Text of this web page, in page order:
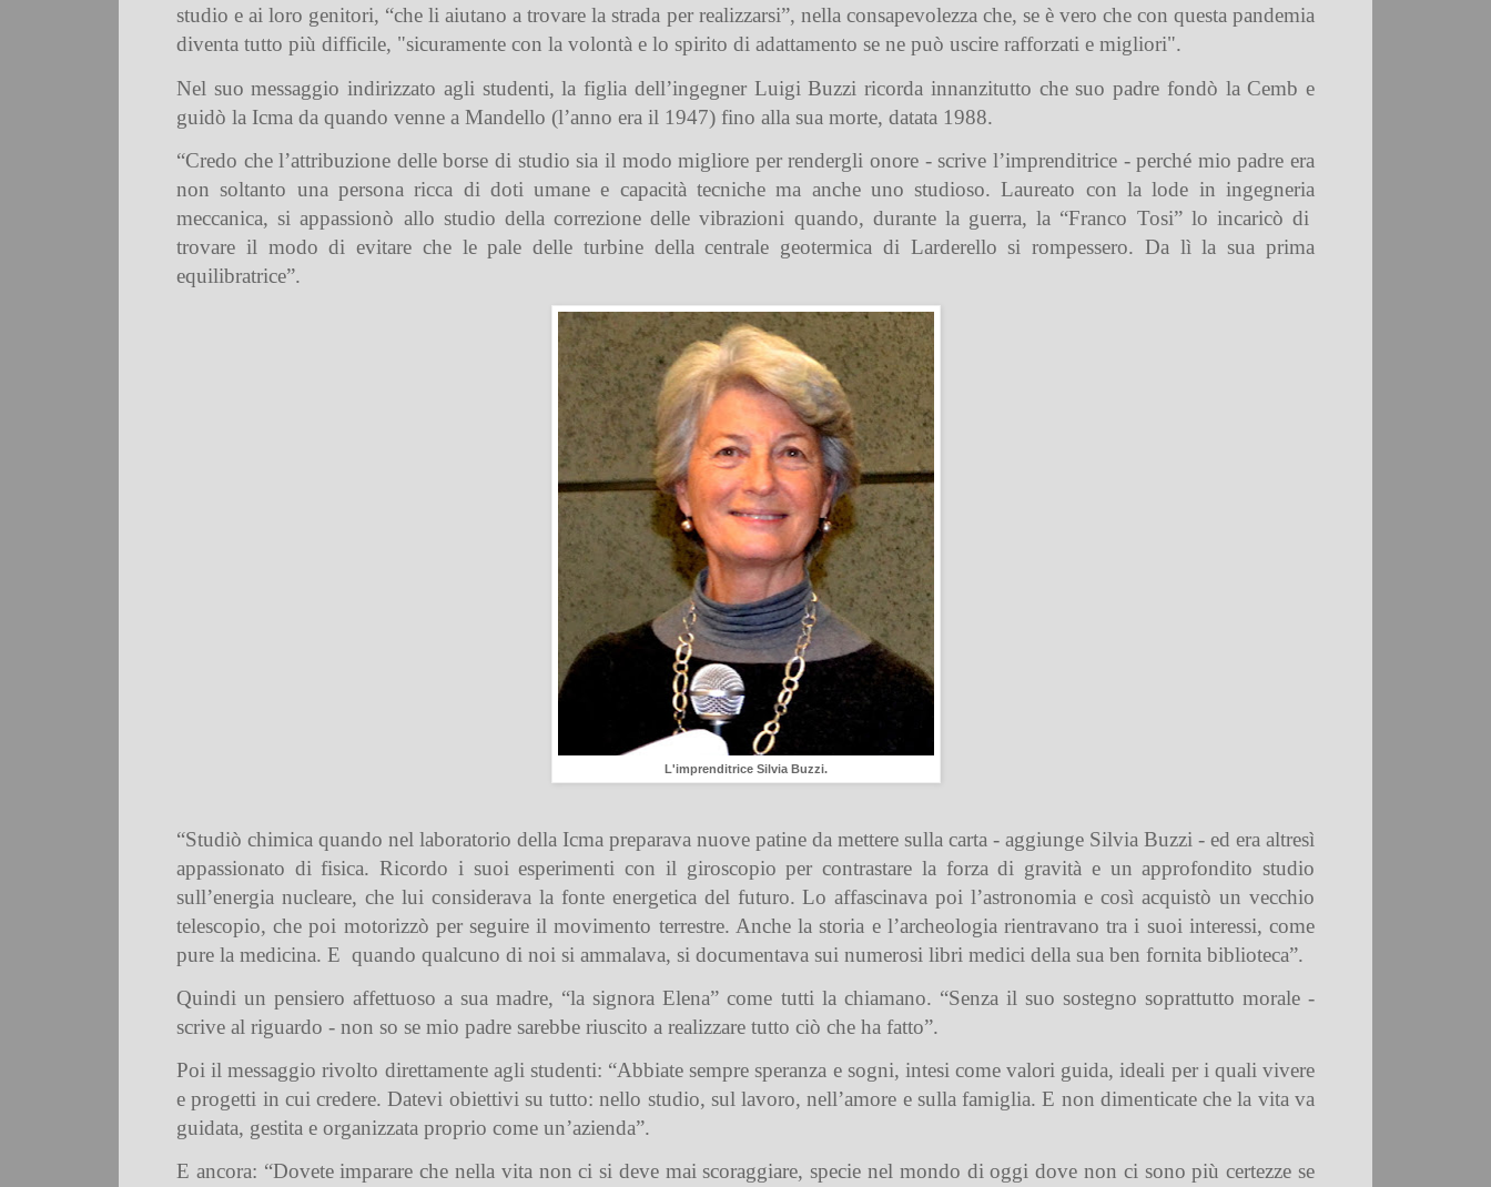
studio e ai loro genitori, “che li aiutano a trovare la strada per realizzarsi”, nella consapevolezza che, se è vero che con questa pandemia
diventa tutto più difficile, "sicuramente con la volontà e lo spirito di adattamento se ne può uscire rafforzati e migliori".
Nel suo messaggio indirizzato agli studenti, la figlia dell’ingegner Luigi Buzzi ricorda innanzitutto che suo padre fondò la Cemb e
guidò la Icma da quando venne a Mandello (l’anno era il 1947) fino alla sua morte, datata 1988.
“Credo che l’attribuzione delle borse di studio sia il modo migliore per rendergli onore - scrive l’imprenditrice - perché mio padre era
non soltanto una persona ricca di doti umane e capacità tecniche ma anche uno studioso. Laureato con la lode in ingegneria
meccanica, si appassionò allo studio della correzione delle vibrazioni quando, durante la guerra, la “Franco Tosi” lo incaricò di
trovare il modo di evitare che le pale delle turbine della centrale geotermica di Larderello si rompessero. Da lì la sua prima
equilibratrice”.
L'imprenditrice Silvia Buzzi.
“Studiò chimica quando nel laboratorio della Icma preparava nuove patine da mettere sulla carta - aggiunge Silvia Buzzi - ed era altresì
appassionato di fisica. Ricordo i suoi esperimenti con il giroscopio per contrastare la forza di gravità e un approfondito studio
sull’energia nucleare, che lui considerava la fonte energetica del futuro. Lo affascinava poi l’astronomia e così acquistò un vecchio
telescopio, che poi motorizzò per seguire il movimento terrestre. Anche la storia e l’archeologia rientravano tra i suoi interessi, come
pure la medicina. E quando qualcuno di noi si ammalava, si documentava sui numerosi libri medici della sua ben fornita biblioteca”.
Quindi un pensiero affettuoso a sua madre, “la signora Elena” come tutti la chiamano. “Senza il suo sostegno soprattutto morale -
scrive al riguardo - non so se mio padre sarebbe riuscito a realizzare tutto ciò che ha fatto”.
Poi il messaggio rivolto direttamente agli studenti: “Abbiate sempre speranza e sogni, intesi come valori guida, ideali per i quali vivere
e progetti in cui credere. Datevi obiettivi su tutto: nello studio, sul lavoro, nell’amore e sulla famiglia. E non dimenticate che la vita va
guidata, gestita e organizzata proprio come un’azienda”.
E ancora: “Dovete imparare che nella vita non ci si deve mai scoraggiare, specie nel mondo di oggi dove non ci sono più certezze se